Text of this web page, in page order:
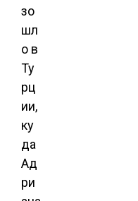
зо
шл
о в
Ту
рц
ии,
ку
да
Ад
ри